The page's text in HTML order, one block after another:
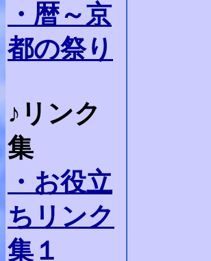
・暦～京
都の祭り
♪リンク
集
・お役立
ちリンク
集１